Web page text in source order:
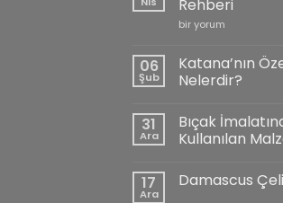
Rehberi
Kamp
Bıçakları
Rehberi
için
bir yorum
06
Şub
Katana’nın
Nelerdir?
Katana’nın
Özellikleri
Nelerdir?
31
Ara
Bıçak
Kullanılan
Bıçak
17
Ara
Damascus